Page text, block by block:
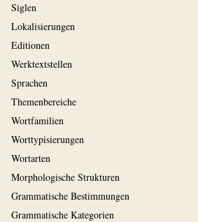
Siglen
Lokalisierungen
Editionen
Werktextstellen
Sprachen
Themenbereiche
Wortfamilien
Worttypisierungen
Wortarten
Morphologische Strukturen
Grammatische Bestimmungen
Grammatische Kategorien